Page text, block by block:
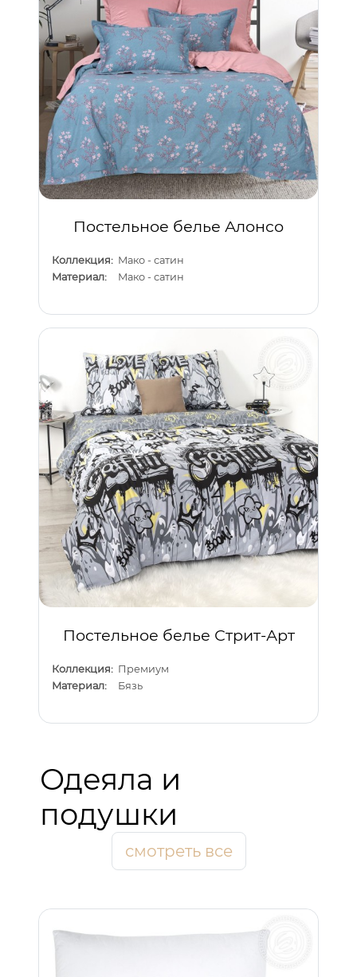
Постельное белье Алонсо
Коллекция: Мако - сатин
Материал:
Мако - сатин
Постельное белье Стрит-Арт
Коллекция: Премиум
Материал:
Бязь
Одеяла и
подушки
смотреть все